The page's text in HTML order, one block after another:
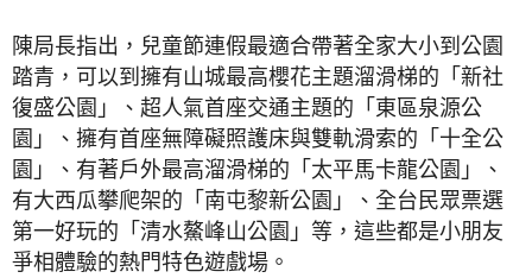
陳局長指出，兒童節連假最適合帶著全家大小到公園
踏青，可以到擁有山城最高櫻花主題溜滑梯的「新社
復盛公園」、超人氣首座交通主題的「東區泉源公
園」、擁有首座無障礙照護床與雙軌滑索的「十全公
園」、有著戶外最高溜滑梯的「太平馬卡龍公園」、
有大西瓜攀爬架的「南屯黎新公園」、全台民眾票選
第一好玩的「清水鰲峰山公園」等，這些都是小朋友
爭相體驗的熱門特色遊戲場。